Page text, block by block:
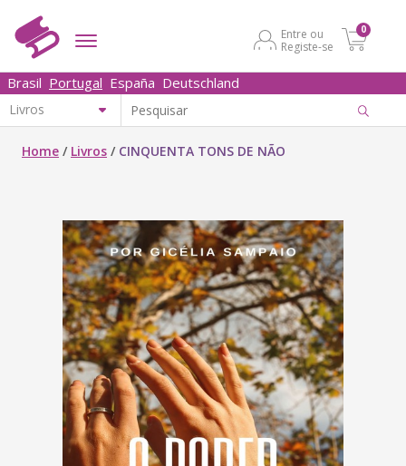
Entre ou
Registe-se
0
Brasil Portugal España Deutschland
Home / Livros / CINQUENTA TONS DE NÃO